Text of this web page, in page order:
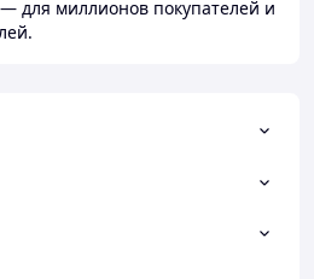
для миллионов покупателей и